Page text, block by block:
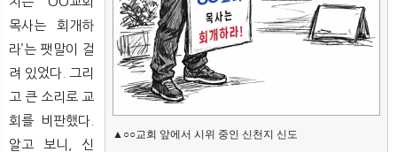
▲○○교회 앞에서 시위 중인 신천지 신도
목사는 회개하
라’는 팻말이 걸
려 있었다. 그리
고 큰 소리로 교
회를 비판했다.
알고 보니, 신